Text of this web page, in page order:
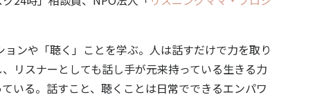
ンや「聴く」ことを学ぶ。 人は話すだけで力を取り
リスナーとしても話し手が元来持っている生きる力
いる。話すこと、聴くことは日常でできるエンパワ